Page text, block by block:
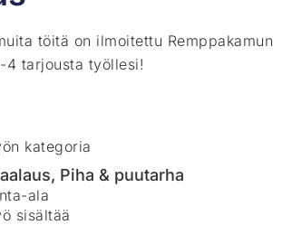
töitä on ilmoitettu Remppakamun
4 tarjousta työllesi!
kategoria
, Piha & puutarha
ala
sisältää